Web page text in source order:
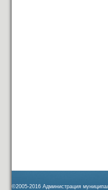
©2005-2016 Администрация